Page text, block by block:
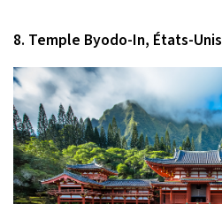
8. Temple Byodo-In, États-Unis